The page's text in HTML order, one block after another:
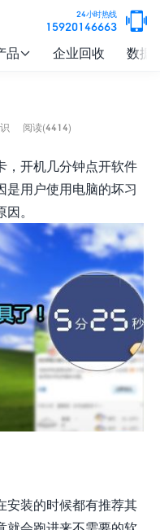
24小时热线
15920146663 
品 企业回收 数据
阅读(4414)
，开机几分钟点开软件
是用户使用电脑的坏习
。
安装的时候都有推荐其